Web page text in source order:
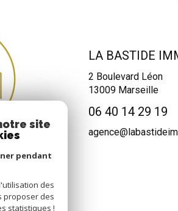
LA BASTIDE
2 Boulevard Léon
13009 Marseille
06 40 14 29 19
site
pendant
des
proposer des
statistiques !